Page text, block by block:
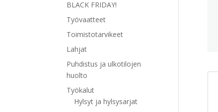
BLACK FRIDAY!
Työvaatteet
Toimistotarvikeet
Lahjat
Puhdistus ja ulkotilojen
huolto
Työkalut
Hylsyt ja hylsysarjat